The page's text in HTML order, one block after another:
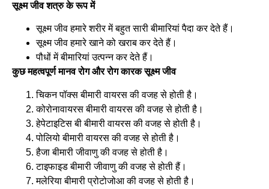
सूक्ष्म जीव शत्रु के रूप में
सूक्ष्म जीव हमारे शरीर में बहुत सारी बीमारियां पैदा कर देते हैं।
सूक्ष्म जीव हमारे खाने को खराब कर देते हैं।
पौधों में बीमारियां उत्पन्न कर देते हैं।
कुछ महत्वपूर्ण मानव रोग और रोग कारक सूक्ष्म जीव
चिकन पॉक्स बीमारी वायरस की वजह से होती है।
कोरोनावायरस बीमारी वायरस की वजह से होती है।
हेपेटाइटिस बी बीमारी वायरस की वजह से होती है।
पोलियो बीमारी वायरस की वजह से होती है।
हैजा बीमारी जीवाणु की वजह से होती है।
टाइफाइड बीमारी जीवाणु की वजह से होती हैं।
मलेरिया बीमारी प्रोटोजोआ की वजह से होती है।